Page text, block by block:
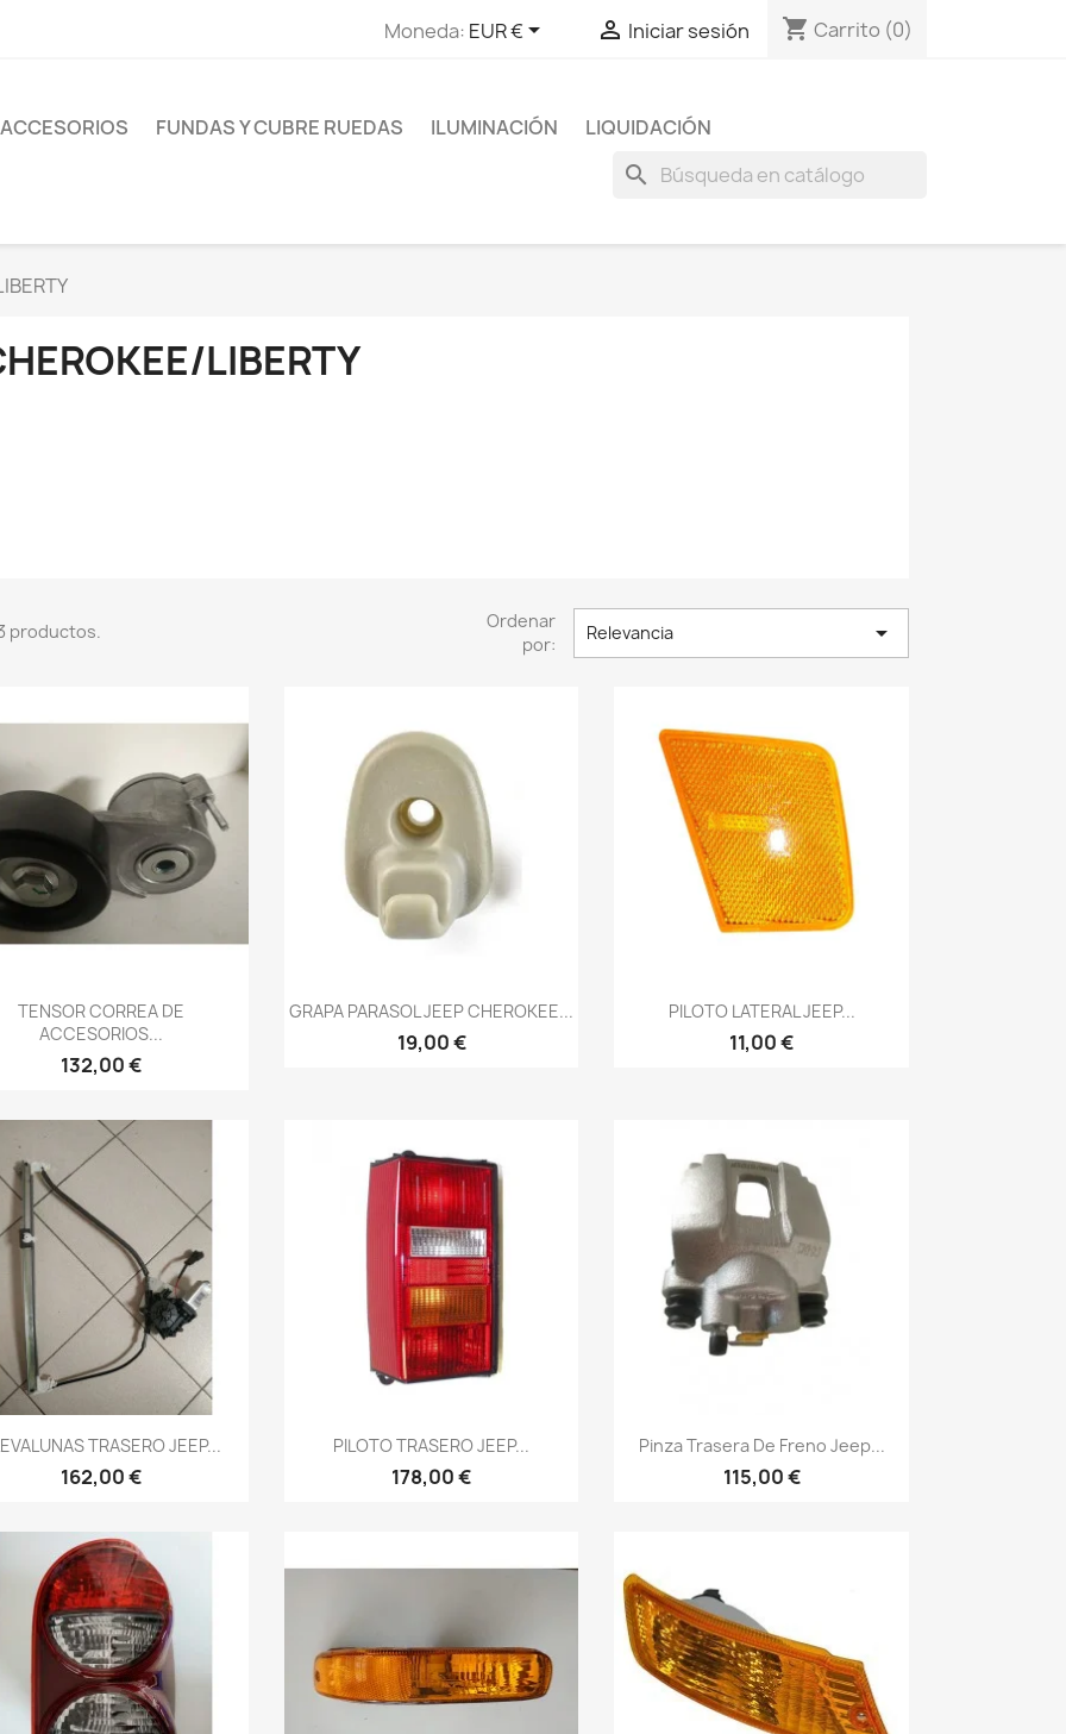
Moneda: EUR €  Iniciar sesión shopping_cart Carrito (0)
ACCESORIOS FUNDAS Y CUBRE RUEDAS ILUMINACIÓN LIQUIDACIÓN
search
LIBERTY
productos.
Ordenar
por:
Relevancia 
Vista rápida
TENSOR CORREA DE
ACCESORIOS...
132,00 €
Vista rápida
GRAPA PARASOL JEEP CHEROKEE...
19,00 €
Vista rápida
PILOTO LATERAL JEEP...
11,00 €
Vista rápida
TRASERO JEEP...
162,00 €
Vista rápida
PILOTO TRASERO JEEP...
178,00 €
Vista rápida
Pinza Trasera De Freno Jeep...
115,00 €